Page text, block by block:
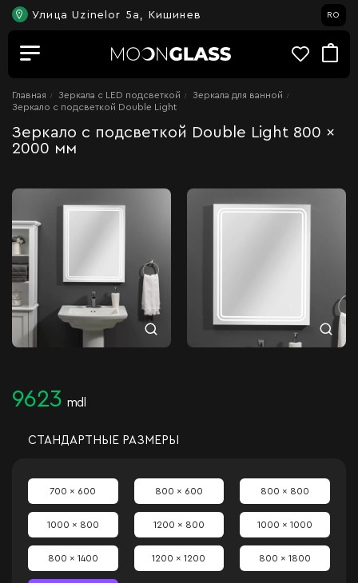
Улица Uzinelor 5a, Кишинев RO
Главная Зеркала c LED подсветкой
Зеркала для ванной
Зеркало с подсветкой Double Light
Зеркало с подсветкой Double Light 800 x
2000 мм
9623 mdl
СТАНДАРТНЫЕ РАЗМЕРЫ
700 x 600 800 x 600 800 x 800
1000 x 800 1200 x 800 1000 x 1000
800 x 1400 1200 x 1200 800 x 1800